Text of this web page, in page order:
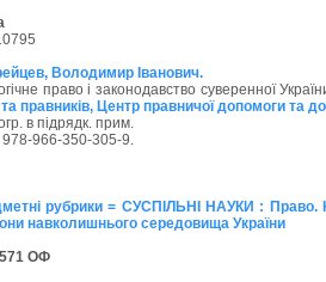
Володимир Іванович.
право і законодавство суверенної
правників, Центр правничої допомоги та
в підрядк. прим.
978-966-350-305-9.
рубрики = СУСПІЛЬНІ НАУКИ : Право.
навколишнього середовища України
ОФ